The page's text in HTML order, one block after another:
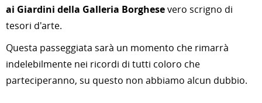
ai Giardini della Galleria Borghesevero scrigno di
tesori d'arte.
Questa passeggiata sarà un momento che rimarrà
indelebilmente nei ricordi di tutti coloro che
parteciperanno, su questo non abbiamo alcun dubbio.